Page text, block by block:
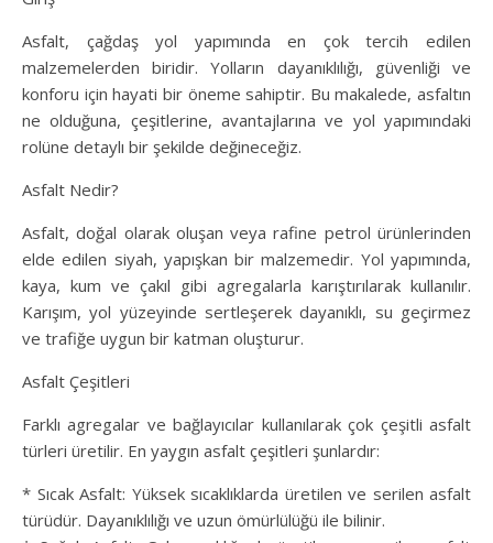
Asfalt, çağdaş yol yapımında en çok tercih edilen
malzemelerden biridir. Yolların dayanıklılığı, güvenliği ve
konforu için hayati bir öneme sahiptir. Bu makalede, asfaltın
ne olduğuna, çeşitlerine, avantajlarına ve yol yapımındaki
rolüne detaylı bir şekilde değineceğiz.
Asfalt Nedir?
Asfalt, doğal olarak oluşan veya rafine petrol ürünlerinden
elde edilen siyah, yapışkan bir malzemedir. Yol yapımında,
kaya, kum ve çakıl gibi agregalarla karıştırılarak kullanılır.
Karışım, yol yüzeyinde sertleşerek dayanıklı, su geçirmez
ve trafiğe uygun bir katman oluşturur.
Asfalt Çeşitleri
Farklı agregalar ve bağlayıcılar kullanılarak çok çeşitli asfalt
türleri üretilir. En yaygın asfalt çeşitleri şunlardır:
* Sıcak Asfalt: Yüksek sıcaklıklarda üretilen ve serilen asfalt
türüdür. Dayanıklılığı ve uzun ömürlülüğü ile bilinir.